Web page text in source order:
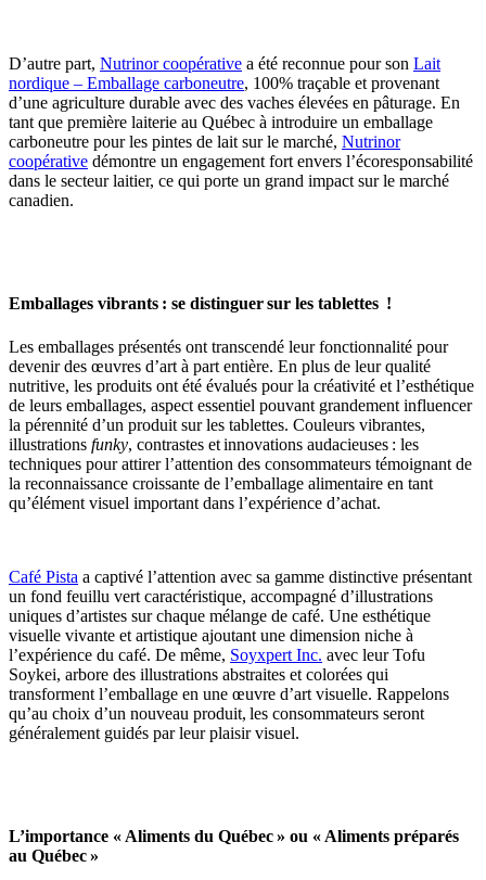
D’autre part, Nutrinor coopérative a été reconnue pour son Lait
nordique – Emballage carboneutre, 100% traçable et provenant
d’une agriculture durable avec des vaches élevées en pâturage. En
tant que première laiterie au Québec à introduire un emballage
carboneutre pour les pintes de lait sur le marché, Nutrinor
coopérative démontre un engagement fort envers l’écoresponsabilité
dans le secteur laitier, ce qui porte un grand impact sur le marché
canadien.
Emballages vibrants : se distinguer sur les tablettes !
Les emballages présentés ont transcendé leur fonctionnalité pour
devenir des œuvres d’art à part entière. En plus de leur qualité
nutritive, les produits ont été évalués pour la créativité et l’esthétique
de leurs emballages, aspect essentiel pouvant grandement influencer
la pérennité d’un produit sur les tablettes. Couleurs vibrantes,
illustrations funky, contrastes et innovations audacieuses : les
techniques pour attirer l’attention des consommateurs témoignant de
la reconnaissance croissante de l’emballage alimentaire en tant
qu’élément visuel important dans l’expérience d’achat.
Café Pista a captivé l’attention avec sa gamme distinctive présentant
un fond feuillu vert caractéristique, accompagné d’illustrations
uniques d’artistes sur chaque mélange de café. Une esthétique
visuelle vivante et artistique ajoutant une dimension niche à
l’expérience du café. De même, Soyxpert Inc. avec leur Tofu
Soykei, arbore des illustrations abstraites et colorées qui
transforment l’emballage en une œuvre d’art visuelle. Rappelons
qu’au choix d’un nouveau produit, les consommateurs seront
généralement guidés par leur plaisir visuel.
L’importance « Aliments du Québec » ou « Aliments préparés
au Québec »